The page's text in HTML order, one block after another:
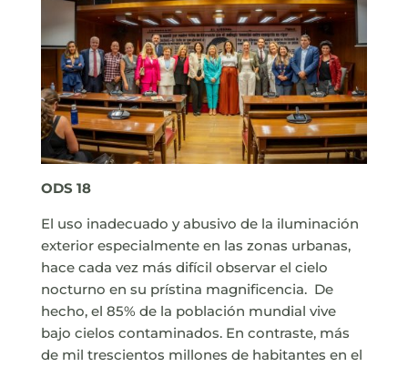
ODS 18
El uso inadecuado y abusivo de la iluminación
exterior especialmente en las zonas urbanas,
hace cada vez más difícil observar el cielo
nocturno en su prístina magnificencia. De
hecho, el 85% de la población mundial vive
bajo cielos contaminados. En contraste, más
de mil trescientos millones de habitantes en el